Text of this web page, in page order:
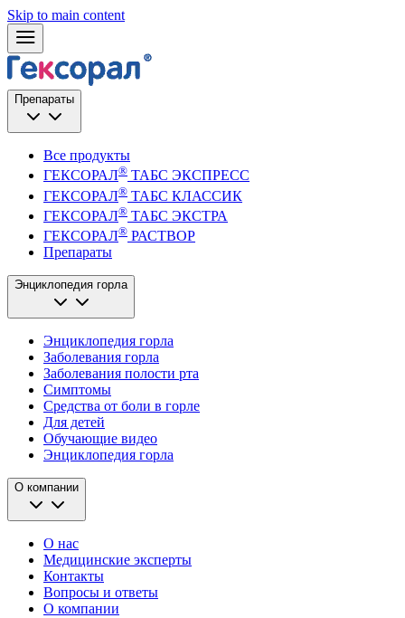
Skip to main content
Препараты
Все продукты
ГЕКСОРАЛ® ТАБС ЭКСПРЕСС
ГЕКСОРАЛ® ТАБС КЛАССИК
ГЕКСОРАЛ® ТАБС ЭКСТРА
ГЕКСОРАЛ® РАСТВОР
Препараты
Энциклопедия горла
Энциклопедия горла
Заболевания горла
Заболевания полости рта
Симптомы
Средства от боли в горле
Для детей
Обучающие видео
Энциклопедия горла
О компании
О нас
Медицинские эксперты
Контакты
Вопросы и ответы
О компании